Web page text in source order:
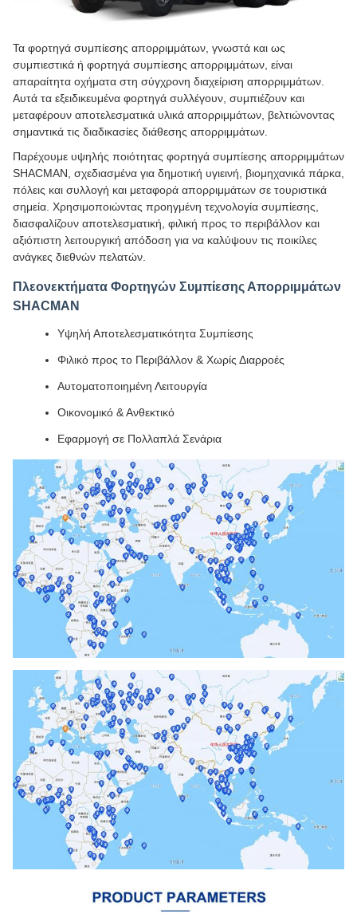
Τα φορτηγά συμπίεσης απορριμμάτων, γνωστά και ως
συμπιεστικά ή φορτηγά συμπίεσης απορριμμάτων, είναι
απαραίτητα οχήματα στη σύγχρονη διαχείριση απορριμμάτων.
Αυτά τα εξειδικευμένα φορτηγά συλλέγουν, συμπιέζουν και
μεταφέρουν αποτελεσματικά υλικά απορριμμάτων, βελτιώνοντας
σημαντικά τις διαδικασίες διάθεσης απορριμμάτων.
Παρέχουμε υψηλής ποιότητας φορτηγά συμπίεσης απορριμμάτων
SHACMAN, σχεδιασμένα για δημοτική υγιεινή, βιομηχανικά πάρκα,
πόλεις και συλλογή και μεταφορά απορριμμάτων σε τουριστικά
σημεία. Χρησιμοποιώντας προηγμένη τεχνολογία συμπίεσης,
διασφαλίζουν αποτελεσματική, φιλική προς το περιβάλλον και
αξιόπιστη λειτουργική απόδοση για να καλύψουν τις ποικίλες
ανάγκες διεθνών πελατών.
Πλεονεκτήματα Φορτηγών Συμπίεσης Απορριμμάτων
SHACMAN
Υψηλή Αποτελεσματικότητα Συμπίεσης
Φιλικό προς το Περιβάλλον & Χωρίς Διαρροές
Αυτοματοποιημένη Λειτουργία
Οικονομικό & Ανθεκτικό
Εφαρμογή σε Πολλαπλά Σενάρια